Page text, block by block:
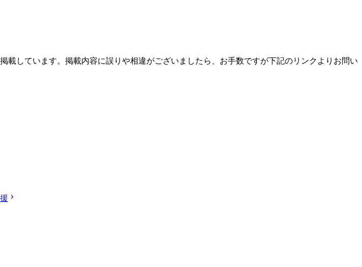
載しています。掲載内容に誤りや相違がございましたら、お手数ですが下記のリンクよりお問い